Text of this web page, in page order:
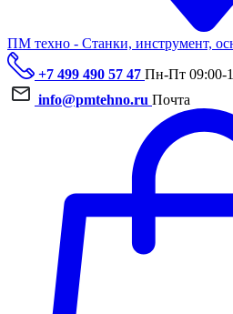
ПМ техно - Станки, инструмент,
+7 499 490 57 47 Пн-Пт 09:00-
info@pmtehno.ru Почта